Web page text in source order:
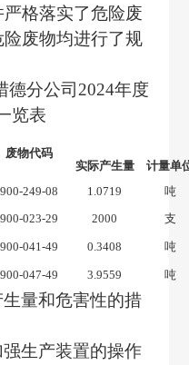
格落实了危险废
废物均进行了规
德分公司2024年度
览表
废物代码
实际产生量
计量单
900-249-08 1.0719
吨
900-023-29 2000 支
900-041-49 0.3408 吨
900-047-49 3.9559 吨
量和危害性的措
强生产装置的操作